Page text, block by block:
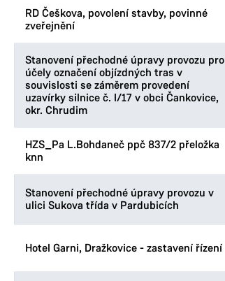
RD Češkova, povolení stavby, povinné
zveřejnění
Stanovení přechodné úpravy provozu pro
účely označení objízdných tras v
souvislosti se záměrem provedení
uzavírky silnice č. I/17 v obci Čankovice,
okr. Chrudim
HZS_Pa L.Bohdaneč ppč 837/2 přeložka
knn
Stanovení přechodné úpravy provozu v
ulici Sukova třída v Pardubicích
Hotel Garni, Dražkovice - zastavení řízení